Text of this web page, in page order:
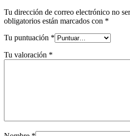
Tu dirección de correo electrónico no
obligatorios están marcados con *
Tu puntuación *
Tu valoración *